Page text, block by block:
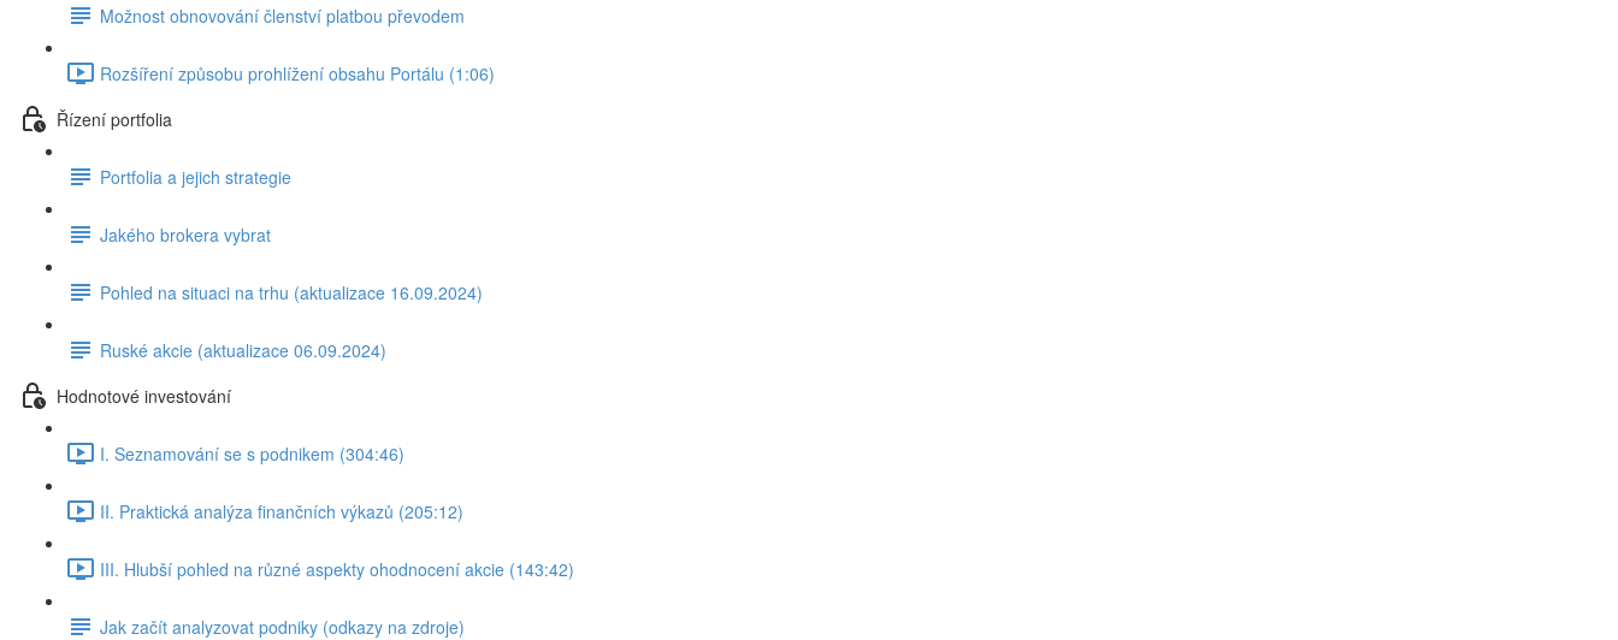
Možnost obnovování členství platbou převodem
Rozšíření způsobu prohlížení obsahu Portálu (1:06)
Řízení portfolia
Portfolia a jejich strategie
Jakého brokera vybrat
Pohled na situaci na trhu (aktualizace 16.09.2024)
Ruské akcie (aktualizace 06.09.2024)
Hodnotové investování
I. Seznamování se s podnikem (304:46)
II. Praktická analýza finančních výkazů (205:12)
III. Hlubší pohled na různé aspekty ohodnocení akcie (143:42)
Jak začít analyzovat podniky (odkazy na zdroje)